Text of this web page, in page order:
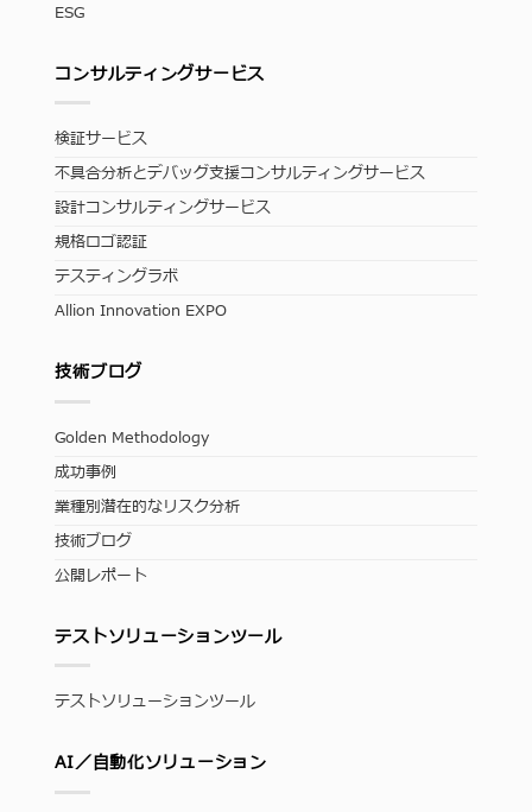
ESG
コンサルティングサービス
検証サービス
不具合分析とデバッグ支援コンサルティングサービス
設計コンサルティングサービス
規格ロゴ認証
テスティングラボ
Allion Innovation EXPO
技術ブログ
Golden Methodology
成功事例
業種別潜在的なリスク分析
技術ブログ
公開レポート
テストソリューションツール
テストソリューションツール
AI／自動化ソリューション